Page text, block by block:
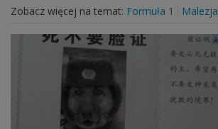
Zobacz więcej na temat: Formuła 1 Malezja